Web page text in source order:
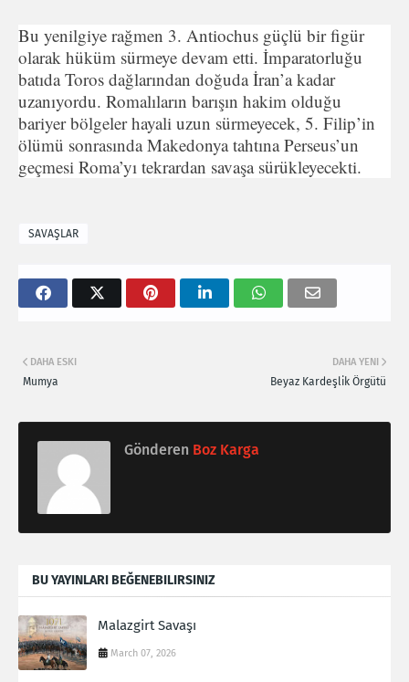
Bu yenilgiye rağmen 3. Antiochus güçlü bir figür
olarak hüküm sürmeye devam etti. İmparatorluğu
batıda Toros dağlarından doğuda İran’a kadar
uzanıyordu. Romalıların barışın hakim olduğu
bariyer bölgeler hayali uzun sürmeyecek, 5. Filip’in
ölümü sonrasında Makedonya tahtına Perseus’un
geçmesi Roma’yı tekrardan savaşa sürükleyecekti.
SAVAŞLAR
DAHA YENI
Beyaz Kardeşlik Örgütü
DAHA ESKI
Mumya
Gönderen Boz Karga
BU YAYINLARI BEĞENEBILIRSINIZ
Malazgirt Savaşı
March 07, 2026